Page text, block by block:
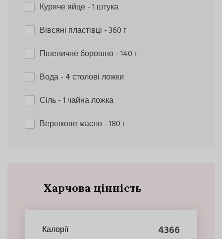
Куряче яйце- 1 штука
Вівсяні пластівці - 360 г
Пшеничне борошно- 140 г
Вода- 4 столові ложки
Сіль- 1 чайна ложка
Вершкове масло- 180 г
Харчова цінність
Калорії 4366